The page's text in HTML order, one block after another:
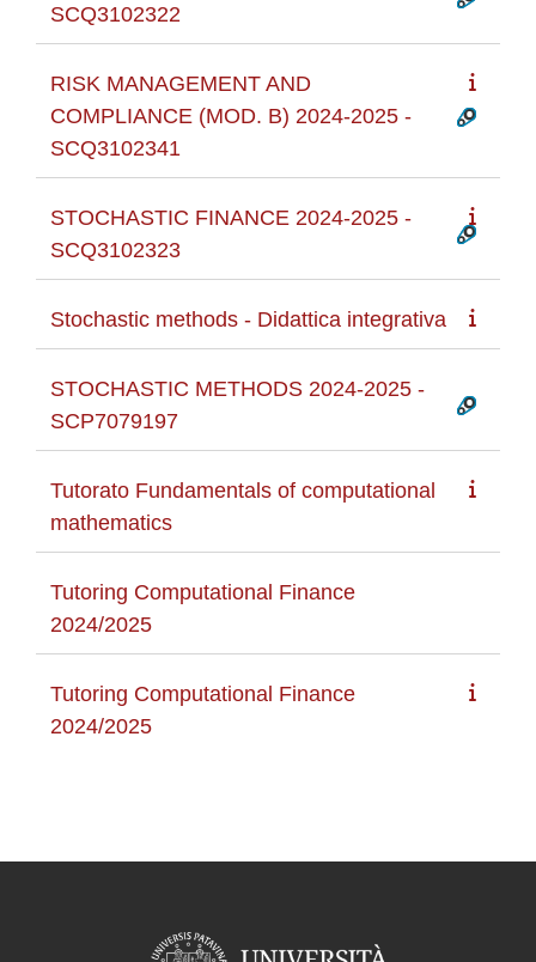
SCQ3102322
RISK MANAGEMENT AND
COMPLIANCE (MOD. B) 2024-2025 -
SCQ3102341
STOCHASTIC FINANCE 2024-2025 -
SCQ3102323
Stochastic methods - Didattica integrativa
STOCHASTIC METHODS 2024-2025 -
SCP7079197
Tutorato Fundamentals of computational
mathematics
Tutoring Computational Finance
2024/2025
Tutoring Computational Finance
2024/2025